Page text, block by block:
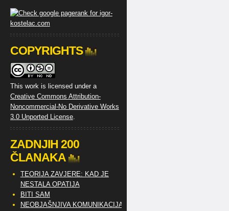
COPYRIGHTS
This work is licensed under a
Creative Commons Attribution-
Noncommercial-No Derivative Works
3.0 Unported License.
ZADNJIH 200
ČLANAKA
TEORIJA ZAVJERE: KAD JE
NESTALA OPATIJA
BITI SAM
NEOBJAŠNJIVA KOMUNIKACIJA